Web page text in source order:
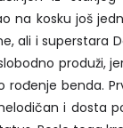
na kosku još
ali i superstara
produži,
rođenje benda.
i dosta